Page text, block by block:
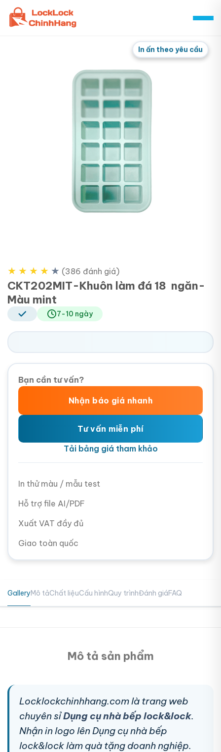
Skip
content
In ấn theo yêu cầu
★ ★ ★ ★ ★ (386 đánh giá)
CKT202MIT-Khuôn làm đá 18 ngăn-
Màu mint
7-10 ngày
Bạn cần tư vấn?
Nhận báo giá nhanh
Tư vấn miễn phí
Tải bảng giá tham khảo
In thử màu / mẫu test
Hỗ trợ file AI/PDF
Xuất VAT đầy đủ
Giao toàn quốc
GalleryMô tảChất liệuCấu hìnhQuy trìnhĐánh giáFAQ
Mô tả sản phẩm
Locklockchinhhang.com là trang web
chuyên sỉDụng cụ nhà bếp lock&lock.
Nhận in logo lên Dụng cụ nhà bếp
lock&lock làm quà tặng doanh nghiệp.